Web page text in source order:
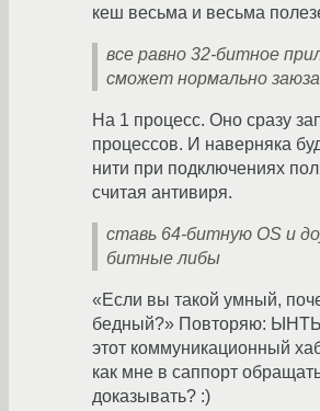
кеш весьма и весьма
все равно 32-битное
сможет нормально
На 1 процесс. Оно сразу
процессов. И наверняка
нити при подключениях
считая антивиря.
ставь 64-битную OS и
битные либы
«Если вы такой умный,
бедный?» Повторяю:
этот коммуникационный
как мне в саппорт
доказывать? :)